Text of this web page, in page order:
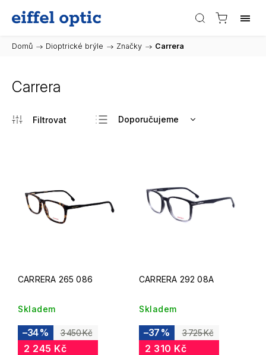
Domů / Dioptrické brýle / Značky / Carrera
Carrera
Doporučujeme
Abecedně
CARRERA 265 086
Skladem
3 450 Kč
–34 %
2 245 Kč
CARRERA 292 08A
Skladem
3 725 Kč
–37 %
2 310 Kč